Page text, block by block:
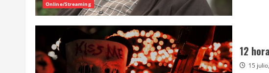
Online/Streaming
12
15